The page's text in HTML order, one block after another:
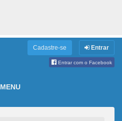
Cadastre-se Entrar
Entrar com o Facebook
MENU